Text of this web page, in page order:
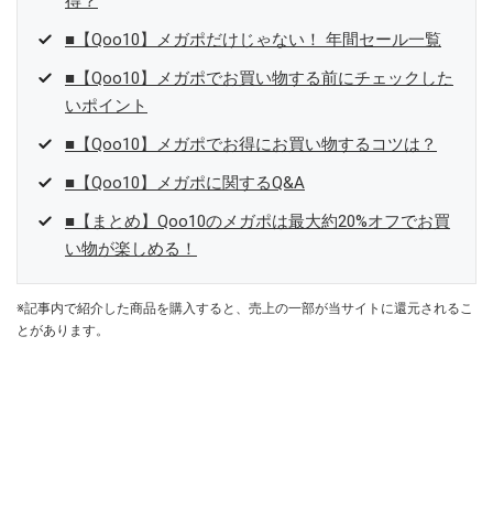
■【Qoo10】メガポだけじゃない！ 年間セール一覧
■【Qoo10】メガポでお買い物する前にチェックした
いポイント
■【Qoo10】メガポでお得にお買い物するコツは？
■【Qoo10】メガポに関するQ&A
■【まとめ】Qoo10のメガポは最大約20%オフでお買
い物が楽しめる！
※記事内で紹介した商品を購入すると、売上の一部が当サイトに還元されるこ
とがあります。